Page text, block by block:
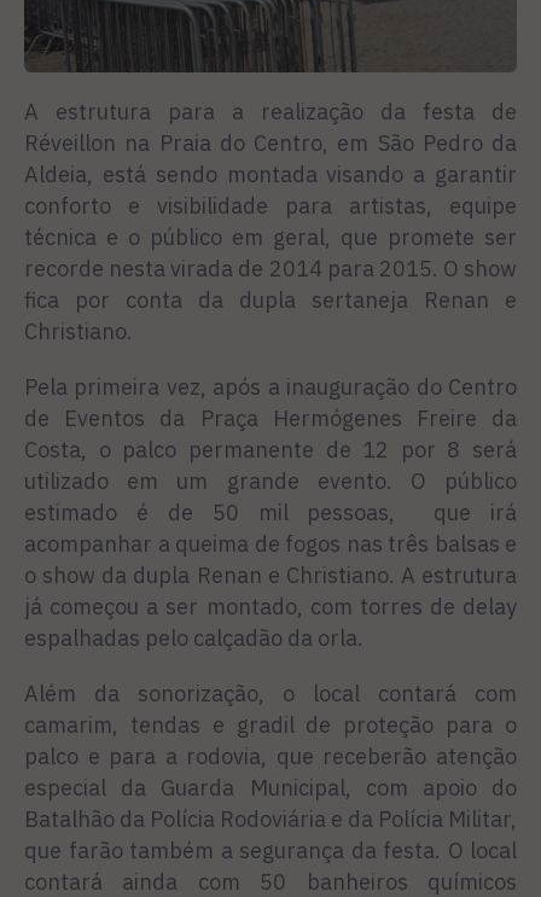
A estrutura para a realização da festa de
Réveillon na Praia do Centro, em São Pedro da
Aldeia, está sendo montada visando a garantir
conforto e visibilidade para artistas, equipe
técnica e o público em geral, que promete ser
recorde nesta virada de 2014 para 2015. O show
fica por conta da dupla sertaneja Renan e
Christiano.
Pela primeira vez, após a inauguração do Centro
de Eventos da Praça Hermógenes Freire da
Costa, o palco permanente de 12 por 8 será
utilizado em um grande evento. O público
estimado é de 50 mil pessoas, que irá
acompanhar a queima de fogos nas três balsas e
o show da dupla Renan e Christiano. A estrutura
já começou a ser montado, com torres de delay
espalhadas pelo calçadão da orla.
Além da sonorização, o local contará com
camarim, tendas e gradil de proteção para o
palco e para a rodovia, que receberão atenção
especial da Guarda Municipal, com apoio do
Batalhão da Polícia Rodoviária e da Polícia Militar,
que farão também a segurança da festa. O local
contará ainda com 50 banheiros químicos